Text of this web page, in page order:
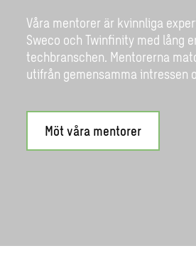
Våra mentorer är kvinnliga
Sweco och Twinfinity med lång
techbranschen. Mentorerna
utifrån gemensamma intressen
Möt våra mentorer